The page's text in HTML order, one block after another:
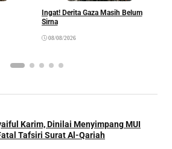
Ingat! Derita Gaza Masih Belum
Sirna
08/08/2026
Karim, Dinilai Menyimpang MUI
Tafsiri Surat Al-Qariah